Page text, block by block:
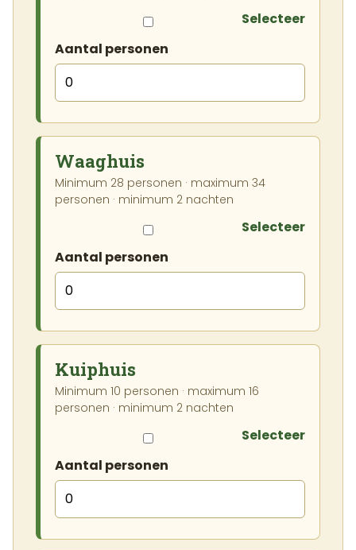
Selecteer
Aantal personen
Waaghuis
Minimum 28 personen · maximum 34
personen · minimum 2 nachten
Selecteer
Aantal personen
Kuiphuis
Minimum 10 personen · maximum 16
personen · minimum 2 nachten
Selecteer
Aantal personen